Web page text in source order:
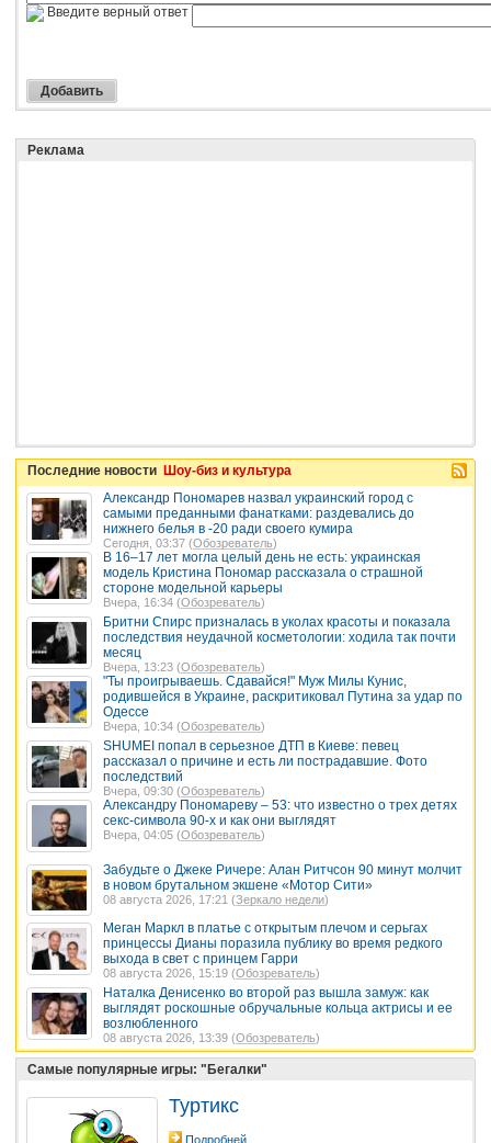
Введите верный ответ
Реклама
Последние новости Шоу-биз и культура
Александр Пономарев назвал украинский город с
самыми преданными фанатками: раздевались до
нижнего белья в -20 ради своего кумира
Сегодня, 03:37 (Обозреватель)
В 16–17 лет могла целый день не есть: украинская
модель Кристина Пономар рассказала о страшной
стороне модельной карьеры
Вчера, 16:34 (Обозреватель)
Бритни Спирс призналась в уколах красоты и показала
последствия неудачной косметологии: ходила так почти
месяц
Вчера, 13:23 (Обозреватель)
"Ты проигрываешь. Сдавайся!" Муж Милы Кунис,
родившейся в Украине, раскритиковал Путина за удар по
Одессе
Вчера, 10:34 (Обозреватель)
SHUMEI попал в серьезное ДТП в Киеве: певец
рассказал о причине и есть ли пострадавшие. Фото
последствий
Вчера, 09:30 (Обозреватель)
Александру Пономареву – 53: что известно о трех детях
секс-символа 90-х и как они выглядят
Вчера, 04:05 (Обозреватель)
Забудьте о Джеке Ричере: Алан Ритчсон 90 минут молчит
в новом брутальном экшене «Мотор Сити»
08 августа 2026, 17:21 (Зеркало недели)
Меган Маркл в платье с открытым плечом и серьгах
принцессы Дианы поразила публику во время редкого
выхода в свет с принцем Гарри
08 августа 2026, 15:19 (Обозреватель)
Наталка Денисенко во второй раз вышла замуж: как
выглядят роскошные обручальные кольца актрисы и ее
возлюбленного
08 августа 2026, 13:39 (Обозреватель)
Самые популярные игры: "Бегалки"
Туртикс
Подробней